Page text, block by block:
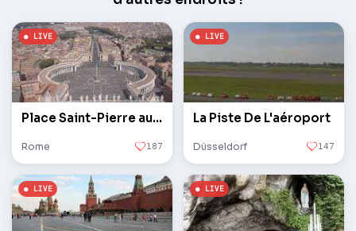
Place Saint-Pierre au Vatican
Rome 187
La Piste De L'aéroport
Düsseldorf 147